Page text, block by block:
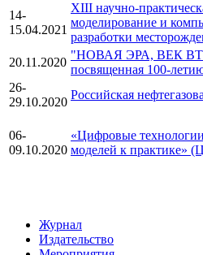
14-
15.04.2021
XIII научно-
моделирование и
разработки
20.11.2020
"НОВАЯ ЭРА, ВЕК
посвященная 100-
26-
29.10.2020
Российская
06-
09.10.2020
«Цифровые
моделей к практике»
Журнал
Издательство